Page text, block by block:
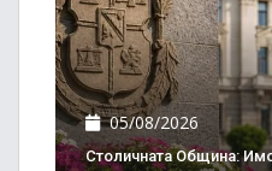
05/08/2026
Столичната Община: